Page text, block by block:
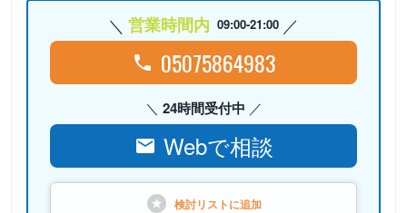
営業時間内 09:00-21:00
05075864983
24時間受付中
Webで相談
検討リストに追加